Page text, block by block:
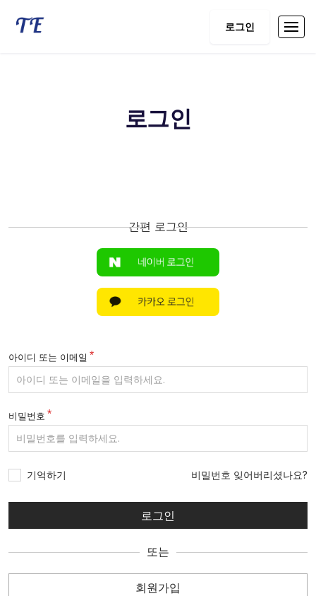
로그인
로그인
간편 로그인
아이디 또는 이메일
비밀번호
기억하기 비밀번호 잊어버리셨나요?
또는
회원가입